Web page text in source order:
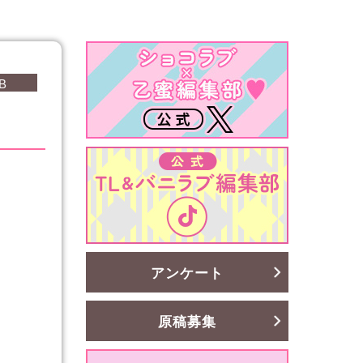
アンケート
原稿募集